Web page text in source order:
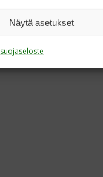
Näytä asetukset